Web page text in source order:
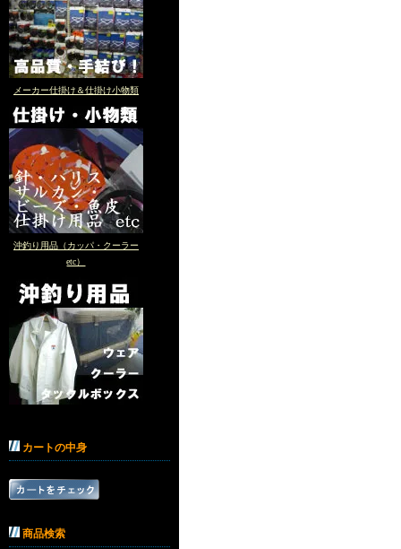
メーカー仕掛け＆仕掛け小物類
沖釣り用品（カッパ・クーラー
etc）
カートの中身
商品検索